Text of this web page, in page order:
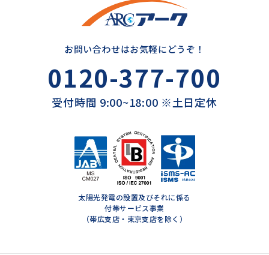
お問い合わせはお気軽にどうぞ！
0120-377-700
受付時間 9:00~18:00 ※土日定休
太陽光発電の設置及びそれに係る
付帯サービス事業
（帯広支店・東京支店を除く）